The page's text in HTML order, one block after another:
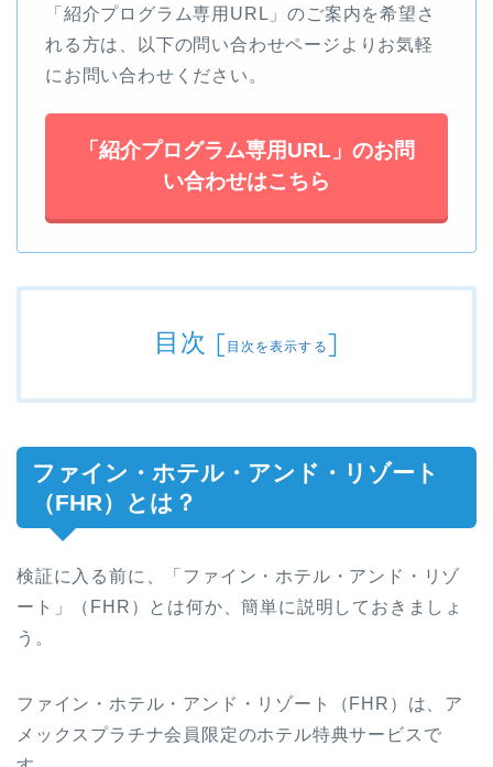
「紹介プログラム専用URL」のご案内を希望さ
れる方は、以下の問い合わせページよりお気軽
にお問い合わせください。
「紹介プログラム専用URL」のお問
い合わせはこちら
目次 [目次を表示する]
ファイン・ホテル・アンド・リゾート
（FHR）とは？
検証に入る前に、「ファイン・ホテル・アンド・リゾ
ート」（FHR）とは何か、簡単に説明しておきましょ
う。
ファイン・ホテル・アンド・リゾート（FHR）は、ア
メックスプラチナ会員限定のホテル特典サービスで